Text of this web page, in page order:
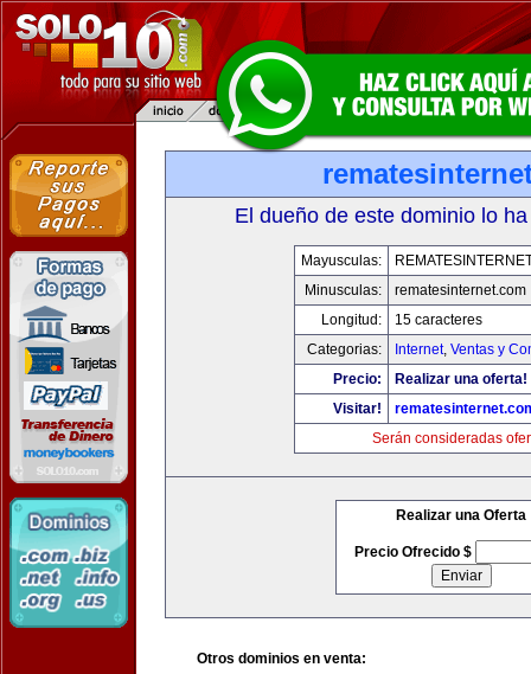
El dueño de este dominio lo
Mayusculas:
Minusculas:
rematesinternet.com
Longitud:
15 caracteres
Categorias:
Internet, Ventas y
Precio:
Realizar una oferta!
Visitar!
Serán consideradas
Realizar una Oferta
Precio Ofrecido $
Otros dominios en venta: